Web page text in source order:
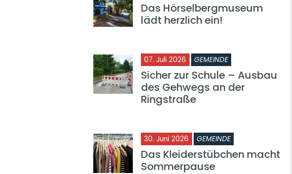
Das Hörselbergmuseum
lädt herzlich ein!
07. Juli 2026 GEMEINDE
Sicher zur Schule – Ausbau
des Gehwegs an der
Ringstraße
30. Juni 2026 GEMEINDE
Das Kleiderstübchen macht
Sommerpause